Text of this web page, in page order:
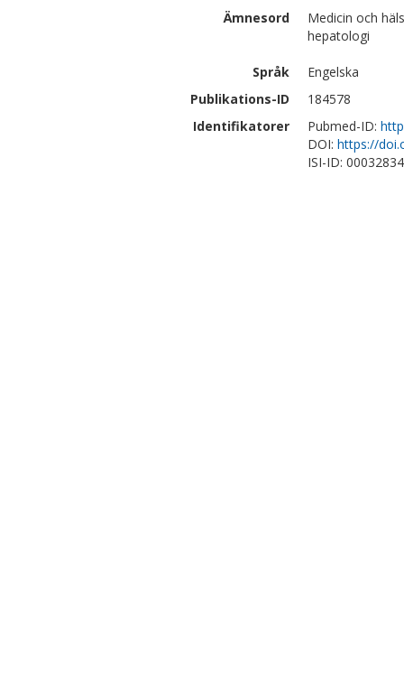
Ämnesord
Medicin och
hepatologi
Språk
Engelska
Publikations-ID
184578
Identifikatorer
Pubmed-ID:
DOI: https://
ISI-ID: